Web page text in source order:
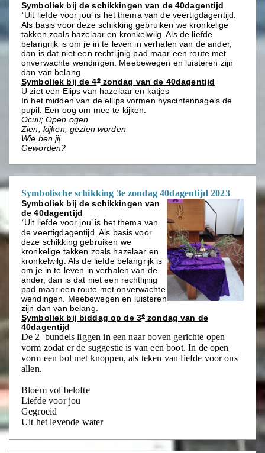
Symboliek bij de schikkingen van de 40dagentijd
‘Uit liefde voor jou’ is het thema van de veertigdagentijd.
Als basis voor deze schikking gebruiken we kronkelige
takken zoals hazelaar en kronkelwilg. Als de liefde
belangrijk is om je in te leven in verhalen van de ander,
dan is dat niet een rechtlijnig pad maar een route met
onverwachte wendingen. Meebewegen en luisteren zijn
dan van belang.
Symboliek bij de 4ezondag van de 40dagentijd
U ziet een Elips van hazelaar en katjes
In het midden van de ellips vormen hyacintennagels de
pupil. Een oog om mee te kijken.
Oculi; Open ogen
Zien, kijken, gezien worden
Wie ben jij
Geworden?
Symbolische schikking 3e zondag 40dagentijd 2023
Symboliek bij de schikkingen van
de 40dagentijd
‘Uit liefde voor jou’ is het thema van
de veertigdagentijd. Als basis voor
deze schikking gebruiken we
kronkelige takken zoals hazelaar en
kronkelwilg. Als de liefde belangrijk is
om je in te leven in verhalen van de
ander, dan is dat niet een rechtlijnig
pad maar een route met onverwachte
wendingen. Meebewegen en luisteren
zijn dan van belang.
Symboliek bij biddag op de 3e zondag van de
40dagentijd
De 2 bundels liggen in een naar boven gerichte open
vorm zodat er de suggestie is van een boot. In de open
vorm een bol met knoppen, als teken van liefde voor ons
allen.
Bloem vol belofte
Liefde voor jou
Gegroeid
Uit het levende water